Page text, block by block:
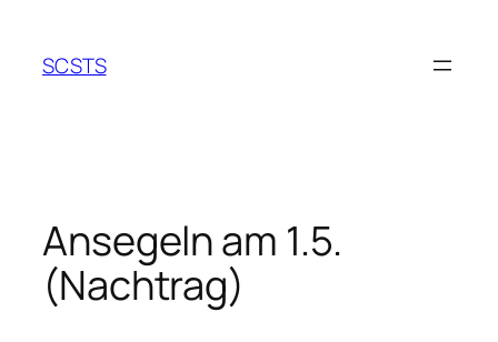
springen
SCSTS
Ansegeln am 1.5.
(Nachtrag)